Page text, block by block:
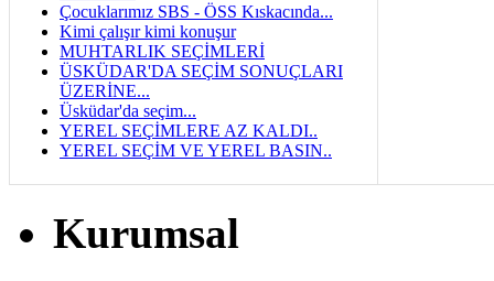
Çocuklarımız SBS - ÖSS Kıskacında...
Kimi çalışır kimi konuşur
MUHTARLIK SEÇİMLERİ
ÜSKÜDAR'DA SEÇİM SONUÇLARI
ÜZERİNE...
Üsküdar'da seçim...
YEREL SEÇİMLERE AZ KALDI..
YEREL SEÇİM VE YEREL BASIN..
Kurumsal